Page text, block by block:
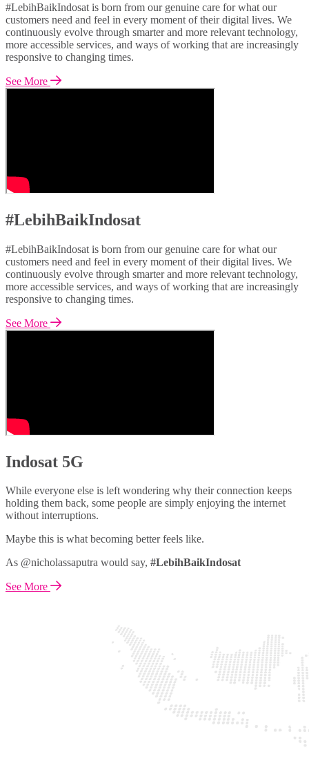
#LebihBaikIndosat is born from our genuine care for what our
customers need and feel in every moment of their digital lives. We
continuously evolve through smarter and more relevant technology,
more accessible services, and ways of working that are increasingly
responsive to changing times.
See More
#LebihBaikIndosat
#LebihBaikIndosat is born from our genuine care for what our
customers need and feel in every moment of their digital lives. We
continuously evolve through smarter and more relevant technology,
more accessible services, and ways of working that are increasingly
responsive to changing times.
See More
Indosat 5G
While everyone else is left wondering why their connection keeps
holding them back, some people are simply enjoying the internet
without interruptions.
Maybe this is what becoming better feels like.
As @nicholassaputra would say, #LebihBaikIndosat
See More